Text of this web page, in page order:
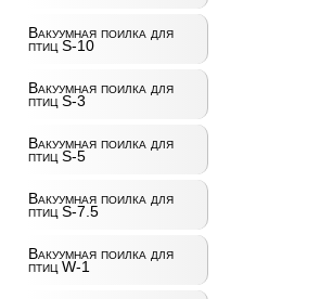
Вакуумная поилка для
птиц S-10
Вакуумная поилка для
птиц S-3
Вакуумная поилка для
птиц S-5
Вакуумная поилка для
птиц S-7.5
Вакуумная поилка для
птиц W-1